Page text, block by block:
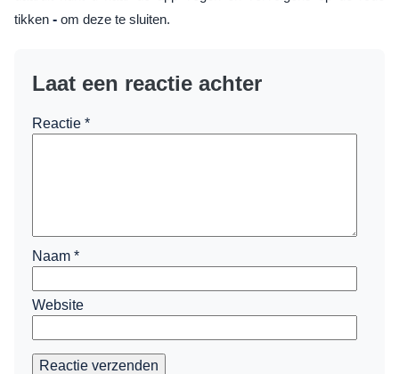
tikken - om deze te sluiten.
Laat een reactie achter
Reactie *
Naam *
Website
Reactie verzenden